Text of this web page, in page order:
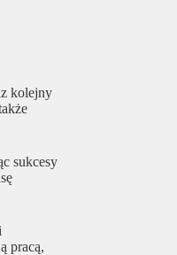
kolejny
sukcesy
pracą,